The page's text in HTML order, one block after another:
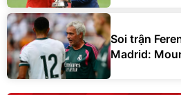
Soi trận
Madrid: